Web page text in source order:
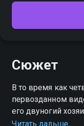
Сюжет
В то время как
первозданном
его двуногий
обликом своего
Читать дальше